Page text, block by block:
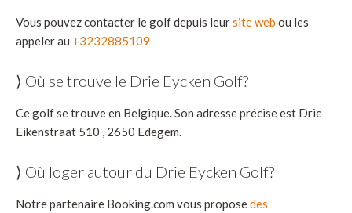
Vous pouvez contacter le golf depuis leursite web ou les
appeler au +3232885109
⟩ Où se trouve le Drie Eycken Golf?
Ce golf se trouve en Belgique. Son adresse précise est Drie
Eikenstraat 510 , 2650 Edegem.
⟩ Où loger autour du Drie Eycken Golf?
Notre partenaire Booking.com vous proposedes